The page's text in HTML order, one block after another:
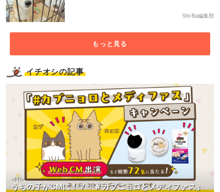
Shi-Ba編集部
もっと見る
イチオシの記事
うちの子がCMに！？「＃カブニョロとメディファス」
<PR> 閉じる
PECOアプリをダウンロード済みの方
アプリで開く